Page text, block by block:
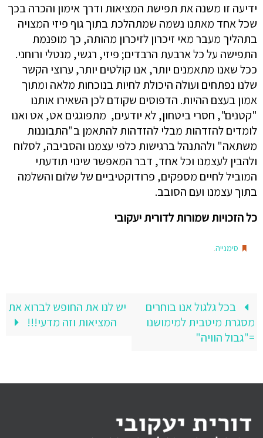
ידיעה זו משנה את תפישת המציאות ודרך אימון והכרה בכך
שכל אחד מאתנו נשמה שמתהלכת בתוך גוף פיזי המצויה
בתהליך מעבר מאי זיכרון לזיכרון מהותה, כך מופנמת
התפישה על כל ארבעת הרבדים; פיזי, רגשי, מנטלי ורוחני.
ככל שאנו מתאמנים יותר, אנו קולטים יותר, ערוצי הקשר
שלנו נפתחים ועולה היכולת לחיות בנוכחות מלאה ומתוך
אמון בעצם ההיות. הדפוסים שקודם לכן השאירו אותנו
"קטנים", חסרי ביטחון, לא יודעים, מתפוגגים אט, אט ואנו
לומדים להזדהות מבלי להזדהות להתאמן ב"התבוננות
משתאה" ולהתנהל ברגישות כלפי עצמנו והסביבה, לסלוח
ולהבין לעצמנו וכל אחד, דבר המאפשר שינוי תודעתי
המוביל לחיים מספקים, פרודוקטיביים של שלום והשלמה
בתוך עצמנו ועם הסובב.
כל הזכויות שמורות לדורית יעקובי
סימנייה.
בכל גלגול אנו בוחרים
מסגרת מיטבית למימושנו
="גבול הוויה"
יש לנו את החופש לברוא את
המציאות וזה מדעי!!!